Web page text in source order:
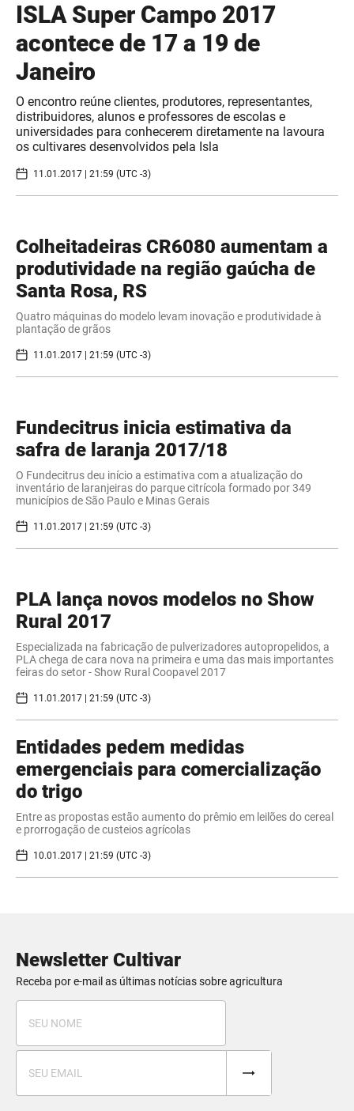
​ISLA Super Campo 2017
acontece de 17 a 19 de
Janeiro
O encontro reúne clientes, produtores, representantes,
distribuidores, alunos e professores de escolas e
universidades para conhecerem diretamente na lavoura
os cultivares desenvolvidos pela Isla
11.01.2017 | 21:59 (UTC -3)
​Colheitadeiras CR6080 aumentam a
produtividade na região gaúcha de
Santa Rosa, RS
Quatro máquinas do modelo levam inovação e produtividade à
plantação de grãos
11.01.2017 | 21:59 (UTC -3)
Fundecitrus inicia estimativa da
safra de laranja 2017/18
​O Fundecitrus deu início a estimativa com a atualização do
inventário de laranjeiras do parque citrícola formado por 349
municípios de São Paulo e Minas Gerais
11.01.2017 | 21:59 (UTC -3)
PLA lança novos modelos no Show
Rural 2017
​Especializada na fabricação de pulverizadores autopropelidos, a
PLA chega de cara nova na primeira e uma das mais importantes
feiras do setor - Show Rural Coopavel 2017
11.01.2017 | 21:59 (UTC -3)
​Entidades pedem medidas
emergenciais para comercialização
do trigo
Entre as propostas estão aumento do prêmio em leilões do cereal
e prorrogação de custeios agrícolas
10.01.2017 | 21:59 (UTC -3)
Newsletter Cultivar
Receba por e-mail as últimas notícias sobre agricultura